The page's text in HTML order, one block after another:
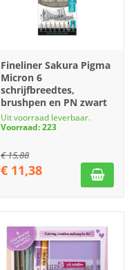
Fineliner Sakura Pigma
Micron 6
schrijfbreedtes,
brushpen en PN zwart
Uit voorraad leverbaar.
Voorraad: 223
€15,88
€ 11,38